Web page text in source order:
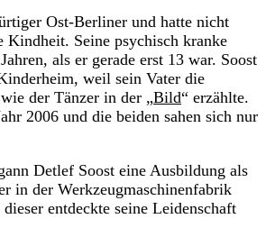
Ost-Berliner und hatte nicht
Kindheit. Seine psychisch kranke
als er gerade erst 13 war. Soost
weil sein Vater die
der Tänzer in der „Bild“ erzählte.
2006 und die beiden sahen sich nur
Detlef Soost eine Ausbildung als
in der Werkzeugmaschinenfabrik
entdeckte seine Leidenschaft